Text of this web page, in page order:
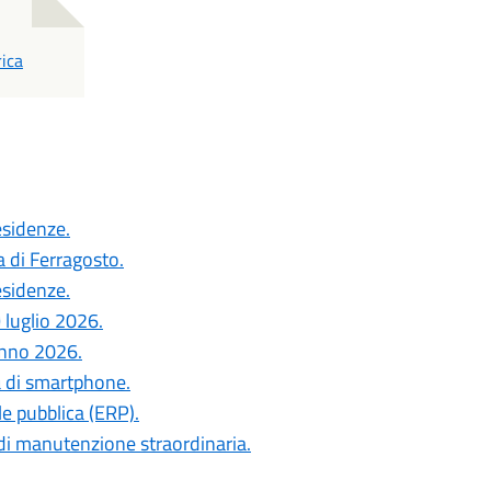
di Ferragosto.
luglio 2026.
2026.
smartphone.
pubblica (ERP).
manutenzione straordinaria.